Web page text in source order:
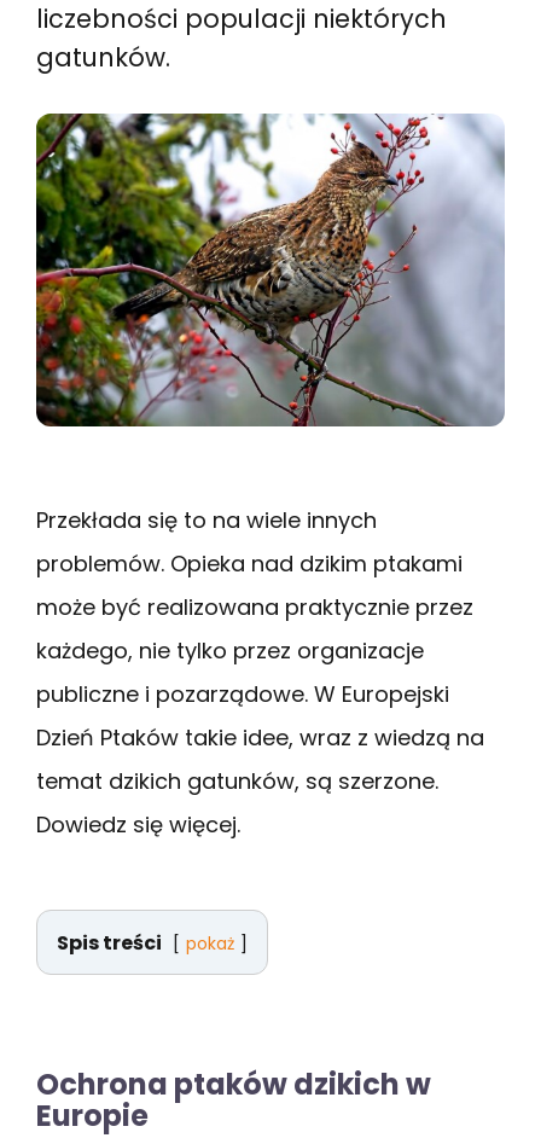
liczebności populacji niektórych
gatunków.
Przekłada się to na wiele innych
problemów. Opieka nad dzikim ptakami
może być realizowana praktycznie przez
każdego, nie tylko przez organizacje
publiczne i pozarządowe. W Europejski
Dzień Ptaków takie idee, wraz z wiedzą na
temat dzikich gatunków, są szerzone.
Dowiedz się więcej.
Spis treści pokaż
Ochrona ptaków dzikich w
Europie